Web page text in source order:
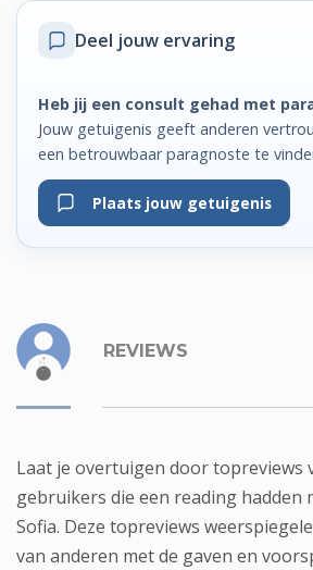
Deel jouw ervaring
Heb jij een consult gehad met
Jouw getuigenis geeft anderen
een betrouwbaar paragnoste te
Plaats jouw getuigenis
REVIEWS
Laat je overtuigen door topreviews
gebruikers die een reading
Sofia. Deze topreviews
van anderen met de gaven en